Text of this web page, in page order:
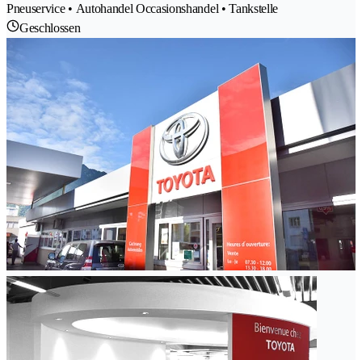
Pneuservice • Autohandel Occasionshandel • Tankstelle
Geschlossen